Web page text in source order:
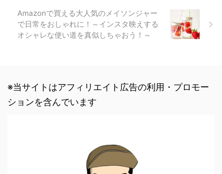
Amazonで買える大人気のメイソンジャー
で日常をおしゃれに！～インスタ映えする
オシャレな使い道を真似しちゃおう！～
※当サイトはアフィリエイト広告の利用・プロモー
ションを含んでいます